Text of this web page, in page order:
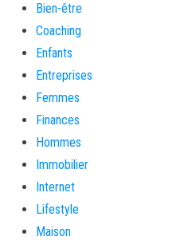
Bien-être
Coaching
Enfants
Entreprises
Femmes
Finances
Hommes
Immobilier
Internet
Lifestyle
Maison